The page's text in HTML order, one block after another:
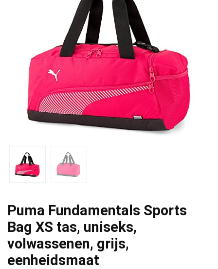
Puma Fundamentals Sports
Bag XS tas, uniseks,
volwassenen, grijs,
eenheidsmaat